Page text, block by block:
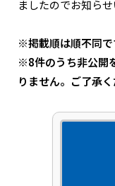
ましたのでお知らせ
※掲載順は順不同で
※8件のうち非公開
りません。ご了承く